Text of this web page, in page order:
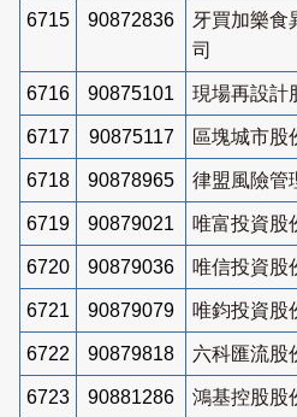
6715 90872836
牙買加樂食
司
6716 90875101 現場再設計
6717 90875117 區塊城市股
6718 90878965 律盟風險管
6719 90879021 唯富投資股
6720 90879036 唯信投資股
6721 90879079 唯鈞投資股
6722 90879818 六科匯流股
6723 90881286 鴻基控股股